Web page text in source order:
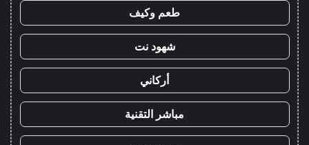
طعم وكيف
شهود نت
أركاني
مباشر التقنية